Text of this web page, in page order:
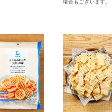
場合もございます。